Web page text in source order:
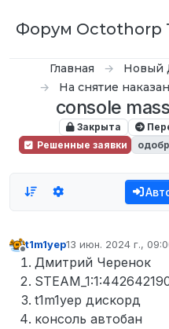
Форум Octothorp
Главная Новый
На снятие
console
Закрыта
Решенные заявки
Не в сети
t1m1yep13 июн. 2024 г.,
отредактировано
Дмитрий Черенок
t1m1yep дискорд
консоль автобан